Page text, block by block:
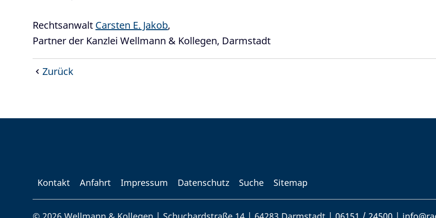
Rechtsanwalt Carsten E. Jakob,
Partner der Kanzlei Wellmann & Kollegen, Darmstadt
Zurück
Kontakt Anfahrt Impressum Datenschutz Suche Sitemap